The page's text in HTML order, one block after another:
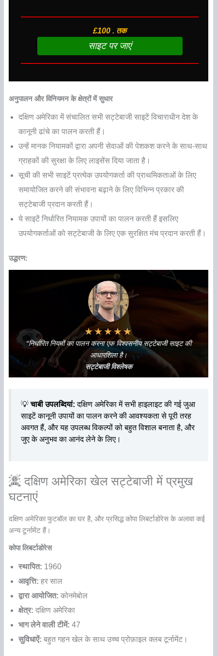
£100 . तक
साइट पर जाएं
अनुपालन और विनियमन के क्षेत्रों में सुधार
दक्षिण अमेरिका में संचालित सभी सट्टेबाजी साइटें विचाराधीन देश के
कानूनी ढांचे का पालन करती हैं।
उन्हें मानक नियामकों द्वारा अपनी सेवाओं की पेशकश करने के साथ-साथ
ग्राहकों की सुरक्षा के लिए लाइसेंस दिया जाता है।
सूची की सभी साइटें प्रत्येक उपयोगकर्ता की प्राथमिकताओं के लिए
समायोजित करने की संभावना बढ़ाने के लिए विभिन्न प्रकार की
सट्टेबाजी प्रदान करती हैं।
ये साइटें निर्धारित नियामक उपायों का पालन करती हैं इसलिए
उपयोगकर्ताओं को सट्टेबाजी के लिए एक सुरक्षित मंच प्रदान करती हैं।
उद्धरण:
★★★★★
“निर्धारित नियमों का पालन करना एक विश्वसनीय सट्टेबाजी साइट की
आधारशिला है।
सट्टेबाजी विश्लेषक
💡चाबी उपलब्दियां: दक्षिण अमेरिका में सभी हाइलाइट की गई जुआ
साइटें कानूनी उपायों का पालन करने की आवश्यकता से पूरी तरह
अवगत हैं, और यह उपलब्ध विकल्पों को बहुत विशाल बनाता है, और
जुए के अनुभव का आनंद लेने के लिए।
दक्षिण अमेरिका खेल सट्टेबाजी में प्रमुख
घटनाएं
दक्षिण अमेरिका फुटबॉल का घर है, और प्रसिद्ध कोपा लिबर्टाडोरेस के अलावा कई
अन्य टूर्नामेंट हैं।
कोपा लिबर्टाडोरेस
स्थापित: 1960
आवृत्ति: हर साल
द्वारा आयोजित: कोनमेबोल
क्षेत्र: दक्षिण अमेरिका
भाग लेने वाली टीमें: 47
सुविधाऐं: बहुत गहन खेल के साथ उच्च प्रोफ़ाइल क्लब टूर्नामेंट।